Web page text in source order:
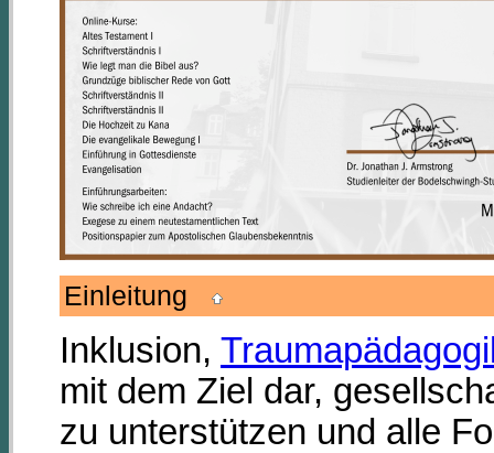
Einleitung
Inklusion,
mit dem Ziel dar,
zu unterstützen und alle